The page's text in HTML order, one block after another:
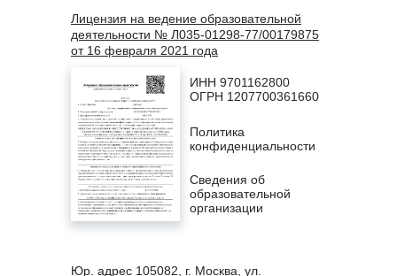
ИНН 9701162800
ОГРН 1207700361660
Сведения об
образовательной
организации
Лицензия на ведение образовательной
деятельности № Л035-01298-77/00179875
от 16 февраля 2021 года
Политика
конфиденциальности
Юр. адрес 105082, г. Москва, ул.